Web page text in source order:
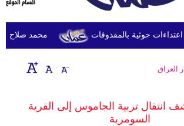
رياضة
ثقافة
إقتصاد
وموسيقى
محمد صلاح يصل
العراق
انتقال تربية الجاموس إلى القرية
السومرية